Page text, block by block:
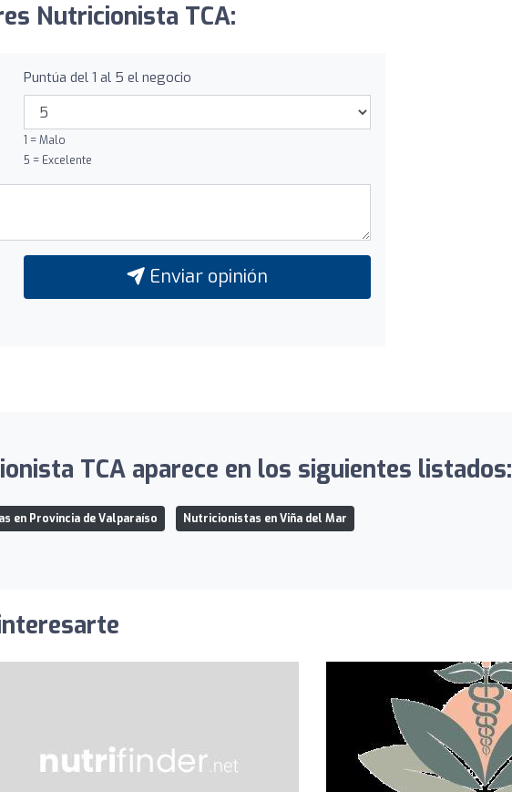
Nutricionista TCA:
Puntúa del 1 al 5 el negocio
1 = Malo
5 = Excelente
Enviar opinión
TCA aparece en los siguientes listados:
en Provincia de Valparaíso Nutricionistas en Viña del Mar